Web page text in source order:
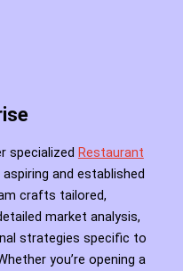
specialized Restaurant
and established
crafts tailored,
market analysis,
strategies specific to
you’re opening a